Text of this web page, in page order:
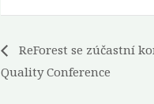
ReForest se zúčastní
Quality Conference